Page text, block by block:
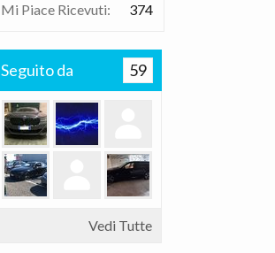
Mi Piace Ricevuti:
374
Seguito da 59
Vedi Tutte